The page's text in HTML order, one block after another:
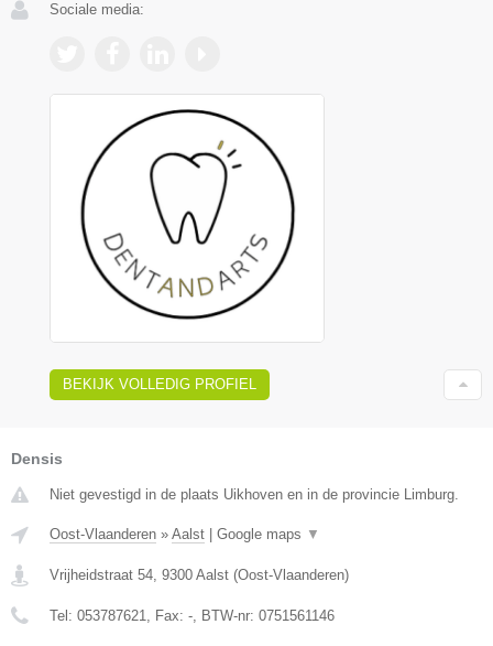
Sociale media:
BEKIJK VOLLEDIG PROFIEL
Densis
Niet gevestigd in de plaats Uikhoven en in de provincie Limburg.
Oost-Vlaanderen » Aalst | Google maps ▼
Vrijheidstraat 54 9300 Aalst (Oost-Vlaanderen)
Tel: 053787621 , Fax: - , BTW-nr: 0751561146